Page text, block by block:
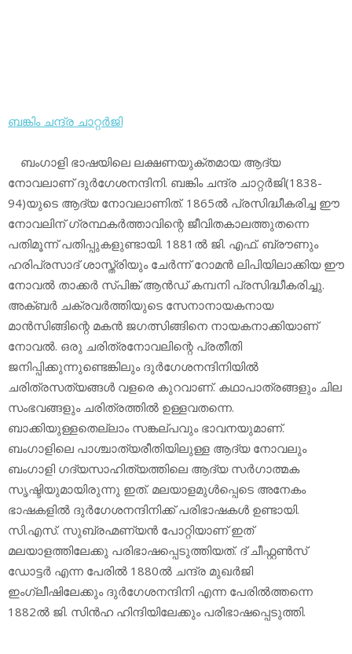
ബങ്കിം ചന്ദ്ര ചാറ്റര്‍ജി
ബംഗാളി ഭാഷയിലെ ലക്ഷണയുക്തമായ ആദ്യ
നോവലാണ് ദുര്‍ഗേശനന്ദിനി. ബങ്കിം ചന്ദ്ര ചാറ്റര്‍ജി(1838-
94)യുടെ ആദ്യ നോവലാണിത്. 1865ല്‍ പ്രസിദ്ധീകരിച്ച ഈ
നോവലിന് ഗ്രന്ഥകര്‍ത്താവിന്റെ ജീവിതകാലത്തുതന്നെ
പതിമൂന്ന് പതിപ്പുകളുണ്ടായി. 1881ല്‍ ജി. എഫ്. ബ്രൗണും
ഹരിപ്രസാദ് ശാസ്ത്രിയും ചേര്‍ന്ന് റോമന്‍ ലിപിയിലാക്കിയ ഈ
നോവല്‍ താക്കര്‍ സ്പിങ്ക് ആന്‍ഡ് കമ്പനി പ്രസിദ്ധീകരിച്ചു.
അക്ബര്‍ ചക്രവര്‍ത്തിയുടെ സേനാനായകനായ
മാന്‍സിങ്ങിന്റെ മകന്‍ ജഗത്സിങ്ങിനെ നായകനാക്കിയാണ്
നോവല്‍. ഒരു ചരിത്രനോവലിന്റെ പ്രതീതി
ജനിപ്പിക്കുന്നുണ്ടെങ്കിലും ദുര്‍ഗേശനന്ദിനിയില്‍
ചരിത്രസത്യങ്ങള്‍ വളരെ കുറവാണ്. കഥാപാത്രങ്ങളും ചില
സംഭവങ്ങളും ചരിത്രത്തില്‍ ഉള്ളവതന്നെ.
ബാക്കിയുള്ളതെല്ലാം സങ്കല്പവും ഭാവനയുമാണ്.
ബംഗാളിലെ പാശ്ചാത്യരീതിയിലുള്ള ആദ്യ നോവലും
ബംഗാളി ഗദ്യസാഹിത്യത്തിലെ ആദ്യ സര്‍ഗാത്മക
സൃഷ്ടിയുമായിരുന്നു ഇത്. മലയാളമുള്‍പ്പെടെ അനേകം
ഭാഷകളില്‍ ദുര്‍ഗേശനന്ദിനിക്ക് പരിഭാഷകള്‍ ഉണ്ടായി.
സി.എസ്. സുബ്രഹ്മണ്യന്‍ പോറ്റിയാണ് ഇത്
മലയാളത്തിലേക്കു പരിഭാഷപ്പെടുത്തിയത്. ദ് ചീഫ്റ്റണ്‍സ്
ഡോട്ടര്‍ എന്ന പേരില്‍ 1880ല്‍ ചന്ദ്ര മുഖര്‍ജി
ഇംഗ്ലീഷിലേക്കും ദുര്‍ഗേശനന്ദിനി എന്ന പേരില്‍ത്തന്നെ
1882ല്‍ ജി. സിന്‍ഹ ഹിന്ദിയിലേക്കും പരിഭാഷപ്പെടുത്തി.